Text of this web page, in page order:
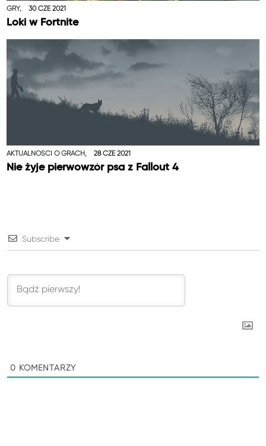
GRY, 30 CZE 2021
Loki w Fortnite
AKTUALNOŚCI O GRACH, 28 CZE 2021
Nie żyje pierwowzór psa z Fallout 4
Subscribe
0 KOMENTARZY